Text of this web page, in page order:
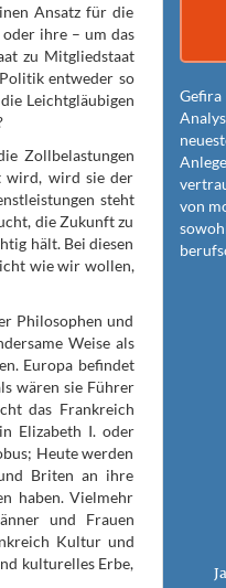
Ansatz für die
ihre – um das
zu Mitgliedstaat
entweder so
Leichtgläubigen
Zollbelastungen
wird, wird sie der
steht
die Zukunft zu
hält. Bei diesen
wie wir wollen,
Philosophen und
Weise als
Europa befindet
wären sie Führer
das Frankreich
Elizabeth I. oder
Heute werden
Briten an ihre
haben. Vielmehr
und Frauen
Kultur und
kulturelles Erbe,
Gefira
von